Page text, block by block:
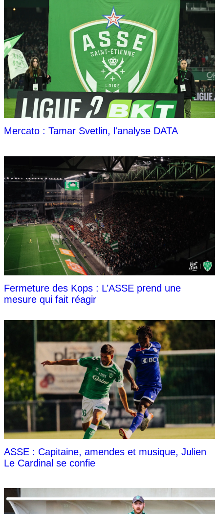
Mercato : Tamar Svetlin, l'analyse DATA
Fermeture des Kops : L’ASSE prend une
mesure qui fait réagir
ASSE : Capitaine, amendes et musique, Julien
Le Cardinal se confie